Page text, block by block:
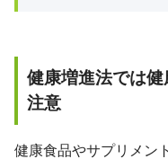
健康増進法では
注意
健康食品やサプリメン